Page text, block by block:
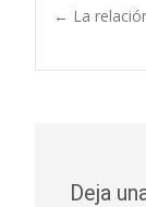
← La
Deja